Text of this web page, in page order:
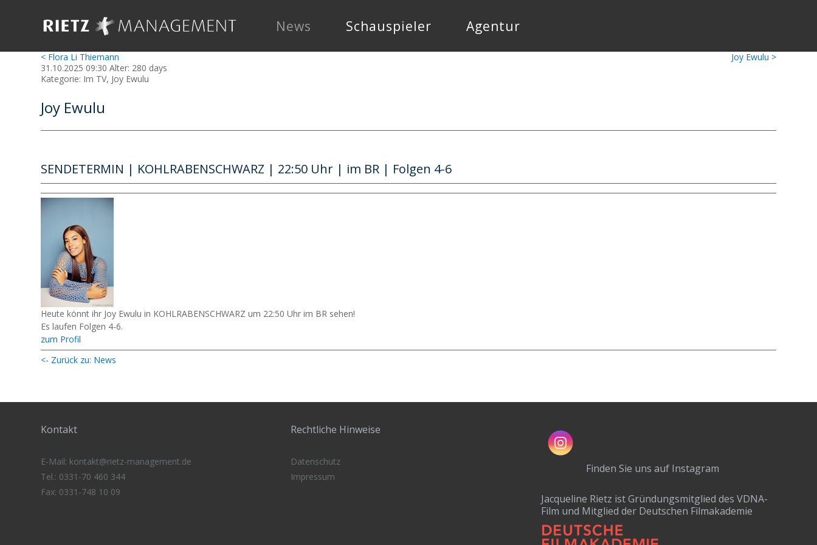
News Schauspieler Agentur
Joy Ewulu >
< Flora Li Thiemann
31.10.2025 09:30 Alter: 280 days
Kategorie: Im TV, Joy Ewulu
Joy Ewulu
SENDETERMIN | KOHLRABENSCHWARZ | 22:50 Uhr | im BR | Folgen 4-6
Heute könnt ihr Joy Ewulu in KOHLRABENSCHWARZ um 22:50 Uhr im BR sehen!
Es laufen Folgen 4-6.
zum Profil
<- Zurück zu: News
Kontakt
E-Mail: kontakt@rietz-management.de
Tel.: 0331-70 460 344
Fax: 0331-748 10 09
Rechtliche Hinweise
Datenschutz
Impressum
Finden Sie uns auf Instagram
Jacqueline Rietz ist Gründungsmitglied des VDNA-
Film und Mitglied der Deutschen Filmakademie